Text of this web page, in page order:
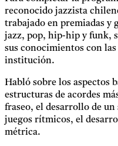
reconocido jazzista
trabajado en premiadas y
jazz, pop, hip-hip y funk,
sus conocimientos con
institución.
Habló sobre los aspectos
estructuras de acordes
fraseo, el desarrollo de
juegos rítmicos, el
métrica.